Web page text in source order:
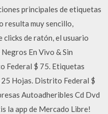
principales de etiquetas
resulta muy sencillo,
clicks de ratón, el usuario
En Vivo & Sin
Federal $ 75. Etiquetas
25 Hojas. Distrito Federal $
Autoadheribles Cd Dvd
la app de Mercado Libre!